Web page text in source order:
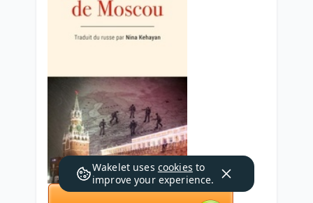
Wakelet uses cookies to
improve your experience.